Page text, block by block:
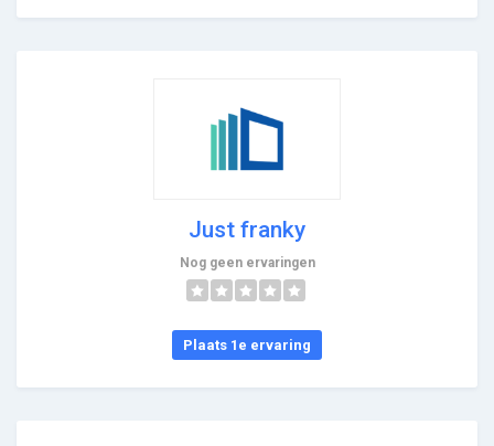
Just franky
Nog geen ervaringen
Plaats 1e ervaring